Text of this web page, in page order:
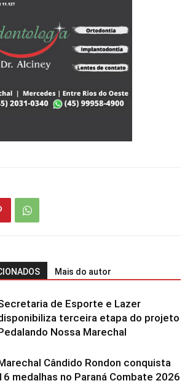
Mais do autor
de Esporte e Lazer
terceira etapa do projeto
Nossa Marechal
Cândido Rondon conquista
medalhas no Paraná Combate 2026